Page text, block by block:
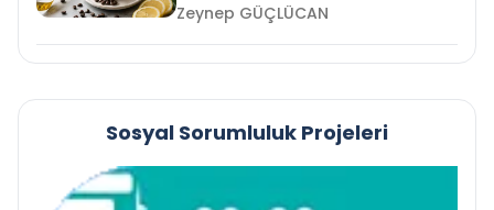
Zeynep GÜÇLÜCAN
Sosyal Sorumluluk Projeleri